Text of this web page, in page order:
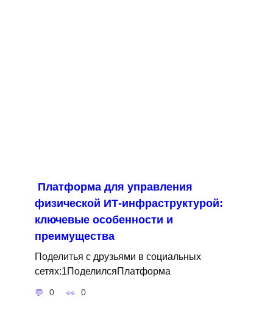
Платформа для управления
физической ИТ-инфраструктурой:
ключевые особенности и
преимущества
Поделитья с друзьями в социальных
сетях:1ПоделилсяПлатформа
0 0